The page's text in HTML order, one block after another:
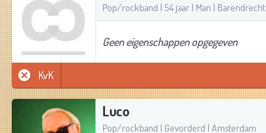
Pop/rockband | 54 jaar | Man | Barendrecht
Geen eigenschappen opgegeven
KvK
Luco
Pop/rockband | Gevorderd | Amsterdam